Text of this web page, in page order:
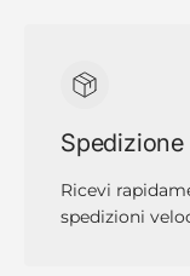
Ricevi
spedizioni